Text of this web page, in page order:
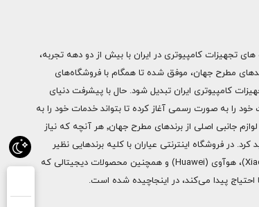
تجهیزات کامپیوتری در ایران با بیش از دو دهه تجربه،
مطرح جهان، موفق شده تا همگام با فروشگاه‌های
کامپیوتری ایران تبدیل شود. حال با پیشرفت دنیای
اینترنتی عیاران از سال ۱۳۹۷ فعالیت خود را به صورت رسمی آغاز کرده تا بتواند خدمات خود را به
سراسر ایران ارائه دهد. از محصولات اپل و شیائومی و لوازم جانبی اصلی از برندهای مطرح جهان٬ هر آنچه که نیاز
در فروشگاه اینترنتی عیاران با کلیه برندهایی نظیر
سامسونگ (Samsung)، اپل (Apple)، شیائومی (Xiaomi)، هوآوی (Huawei) و همچنین محصولات دیجیتالی که
پیدا می‌کند، در اینجاچیده شده است.